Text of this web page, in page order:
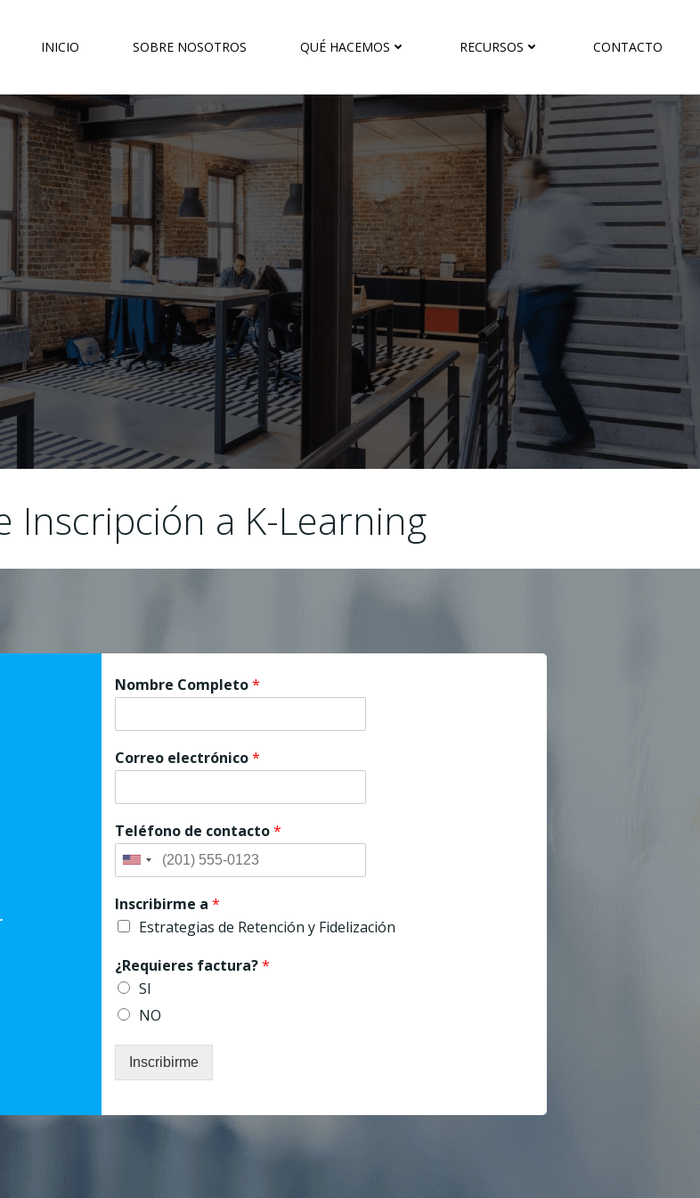
INICIO SOBRE NOSOTROS QUÉ HACEMOS RECURSOS CONTACTO
Inscripción a K-Learning
Nombre Completo*
Correo electrónico*
Teléfono de contacto*
Inscribirme a *
Estrategias de Retención y Fidelización
¿Requieres factura?*
SI
NO
Inscribirme